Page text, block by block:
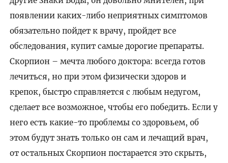
появлении каких-либо неприятных симптомов
обязательно пойдет к врачу, пройдет все
обследования, купит самые дорогие препараты.
Скорпион – мечта любого доктора: всегда готов
лечиться, но при этом физически здоров и
крепок, быстро справляется с любым недугом,
сделает все возможное, чтобы его победить. Если у
него есть какие-то проблемы со здоровьем, об
этом будут знать только он сам и лечащий врач,
от остальных Скорпион постарается это скрыть,